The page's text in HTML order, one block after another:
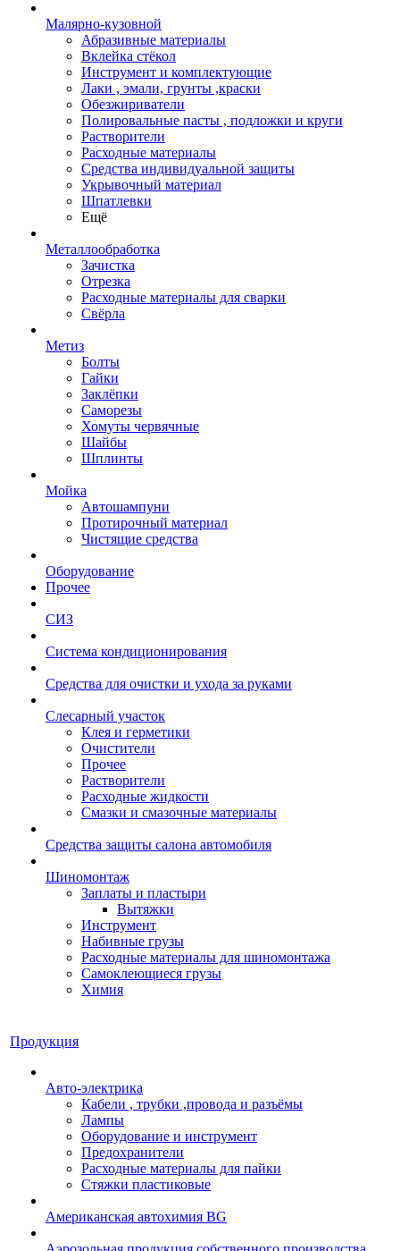
Малярно-кузовной
Абразивные материалы
Вклейка стёкол
Инструмент и комплектующие
Лаки , эмали, грунты ,краски
Обезжириватели
Полировальные пасты , подложки и круги
Растворители
Расходные материалы
Средства индивидуальной защиты
Укрывочный материал
Шпатлевки
Ещё
Металлообработка
Зачистка
Отрезка
Расходные материалы для сварки
Свёрла
Метиз
Болты
Гайки
Заклёпки
Саморезы
Хомуты червячные
Шайбы
Шплинты
Мойка
Автошампуни
Протирочный материал
Чистящие средства
Оборудование
Прочее
СИЗ
Система кондиционирования
Средства для очистки и ухода за руками
Слесарный участок
Клея и герметики
Очистители
Прочее
Растворители
Расходные жидкости
Смазки и смазочные материалы
Средства защиты салона автомобиля
Шиномонтаж
Заплаты и пластыри
Вытяжки
Инструмент
Набивные грузы
Расходные материалы для шиномонтажа
Самоклеющиеся грузы
Химия
Продукция
Авто-электрика
Кабели , трубки ,провода и разъёмы
Лампы
Оборудование и инструмент
Предохранители
Расходные материалы для пайки
Стяжки пластиковые
Американская автохимия BG